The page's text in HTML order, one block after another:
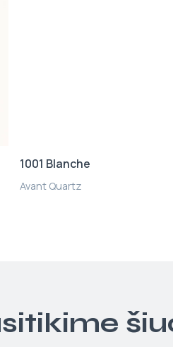
1001 Blanche
Avant Quartz